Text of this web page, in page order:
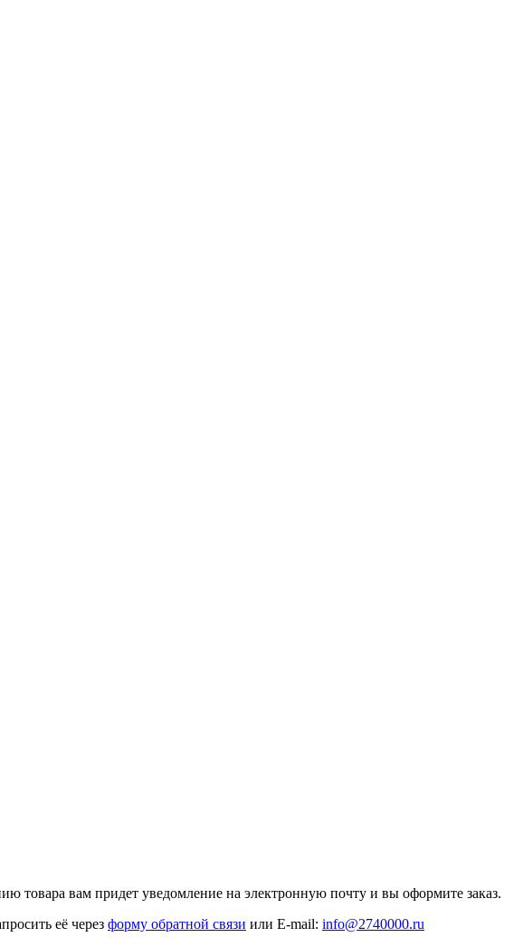
товара вам придет уведомление на электронную почту и вы оформите заказ.
её через форму обратной связи или E-mail: info@2740000.ru